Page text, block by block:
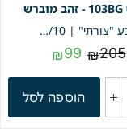
103BG - זהב מוברש
ניקוז מרובע "צורתי" | 10/10 | פטנט חוסם ריחות וחרקים | זהב מוברש | מק"ט 103BG
₪205
₪99
הוספה לסל